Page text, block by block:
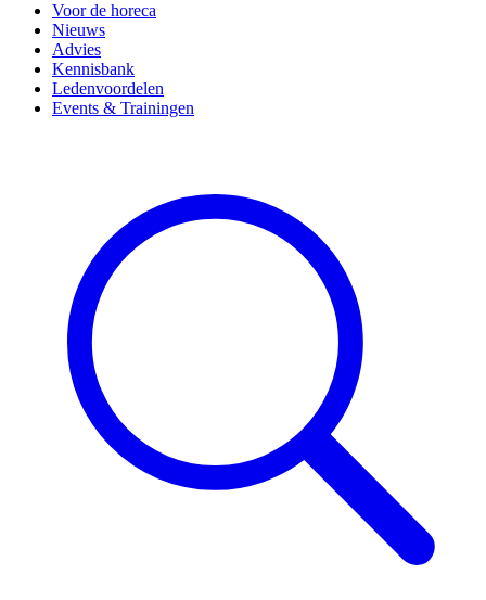
Voor de horeca
Nieuws
Advies
Kennisbank
Ledenvoordelen
Events & Trainingen